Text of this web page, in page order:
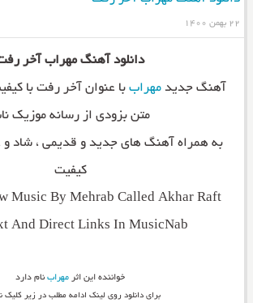
۲۲ بهمن ۱۴۰۰
دانلود آهنگ مهراب آخر
آهنگ جدید مهراب
متن بزودی از رسانه موزیک
به همراه آهنگ های جدید و قدیمی ، شاد و
کیفیت
Music By Mehrab Called Akhar Raft
And Direct Links In MusicNab
خواننده این اثر مهرابنام دارد
برای دانلود روی لینک ادامه مطلب در زیر کلیک